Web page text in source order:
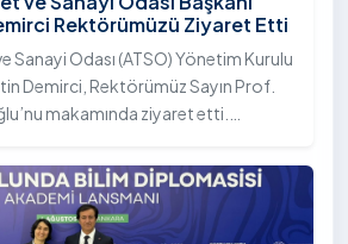
Rektörümüzü Ziyaret Etti
Sanayi Odası (ATSO) Yönetim Kurulu
Demirci, Rektörümüz Sayın Prof.
makamında ziyaret etti.
ele alınırken, Ardahan’ın
kültürel gelişimine katkı
projeler değerlendirildi.